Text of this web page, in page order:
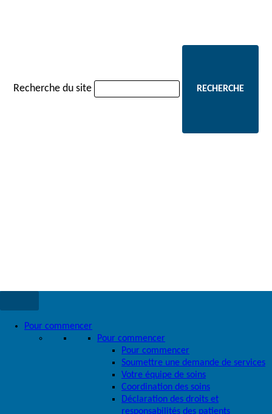
Recherche du site
Pour commencer
Pour commencer
Pour commencer
Soumettre une demande de services
Votre équipe de soins
Coordination des soins
Déclaration des droits et
responsabilités des patients